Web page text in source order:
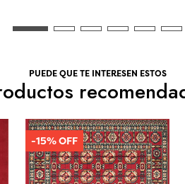
PUEDE QUE TE INTERESEN ESTOS
-15% OFF